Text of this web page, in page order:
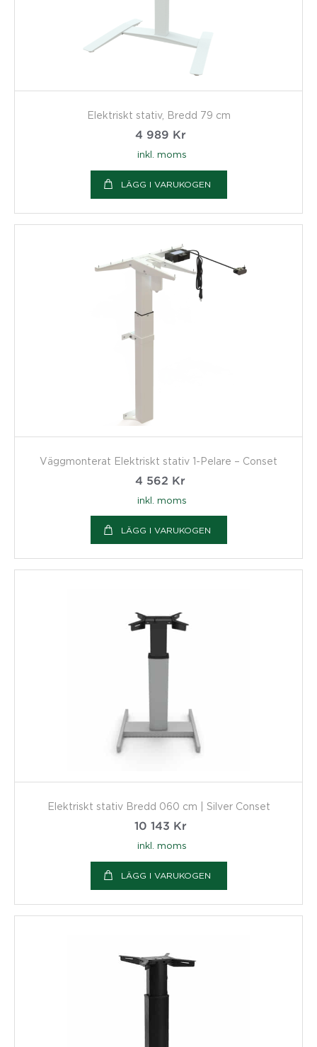
Elektriskt stativ, Bredd 79 cm
4 989 Kr
inkl. moms
LÄGG I VARUKOGEN
Väggmonterat Elektriskt stativ 1-Pelare – Conset
4 562 Kr
inkl. moms
LÄGG I VARUKOGEN
Elektriskt stativ Bredd 060 cm | Silver Conset
10 143 Kr
inkl. moms
LÄGG I VARUKOGEN